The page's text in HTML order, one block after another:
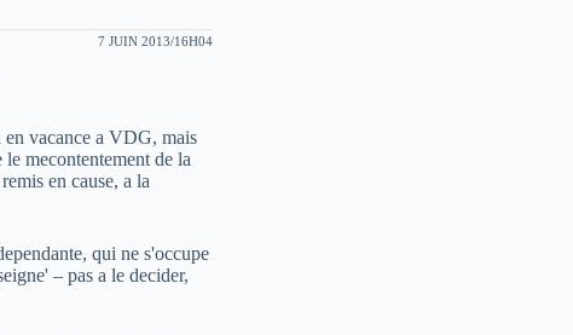
7 JUIN 2013/16H04
vacance a VDG, mais
mecontentement de la
en cause, a la
qui ne s'occupe
– pas a le decider,